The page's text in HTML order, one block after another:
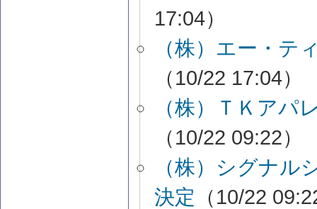
17:04）
（株）エー・テ
（10/22 17:04）
（株）ＴＫアパ
（10/22 09:22）
（株）シグナル
決定 （10/22